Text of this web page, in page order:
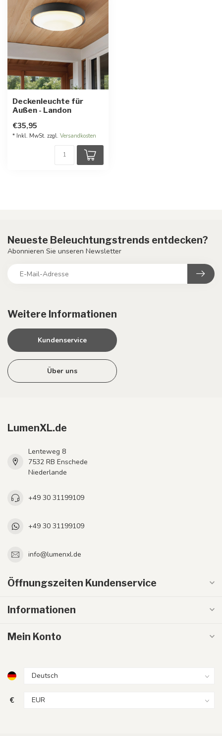
Deckenleuchte für
Außen - Landon
€35,95
* Inkl. MwSt. zzgl. Versandkosten
Weitere Informationen
Kundenservice
Über uns
Neueste Beleuchtungstrends entdecken?
Abonnieren Sie unseren Newsletter
LumenXL.de
Lenteweg 8
7532 RB Enschede
Niederlande
+49 30 31199109
+49 30 31199109
info@lumenxl.de
Öffnungszeiten Kundenservice
Informationen
Mein Konto
€